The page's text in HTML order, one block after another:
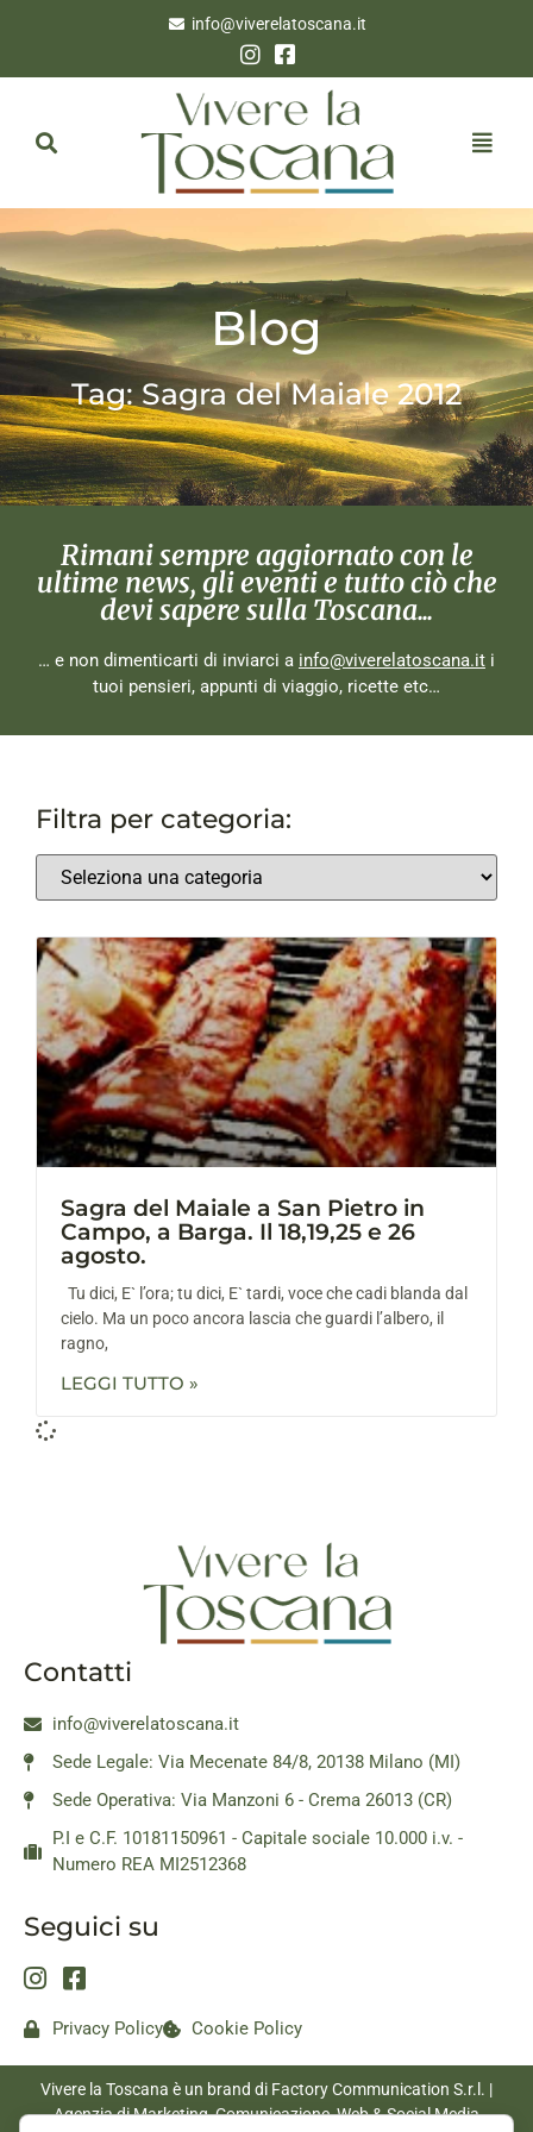
info@viverelatoscana.it
Blog
Tag: Sagra del Maiale 2012
Rimani sempre aggiornato con le
ultime news, gli eventi e tutto ciò che
devi sapere sulla Toscana...
… e non dimenticarti di inviarci a info@viverelatoscana.it i
tuoi pensieri, appunti di viaggio, ricette etc…
Filtra per categoria:
Sagra del Maiale a San Pietro in
Campo, a Barga. Il 18,19,25 e 26
agosto.
Tu dici, E` l’ora; tu dici, E` tardi, voce che cadi blanda dal
cielo. Ma un poco ancora lascia che guardi l’albero, il
ragno,
LEGGI TUTTO »
Contatti
info@viverelatoscana.it
Sede Legale: Via Mecenate 84/8, 20138 Milano (MI)
Sede Operativa: Via Manzoni 6 - Crema 26013 (CR)
P.I e C.F. 10181150961 - Capitale sociale 10.000 i.v. -
Numero REA MI2512368
Seguici su
Privacy Policy Cookie Policy
Vivere la Toscana è un brand di Factory Communication S.r.l. |
Agenzia di Marketing, Comunicazione, Web & Social Media